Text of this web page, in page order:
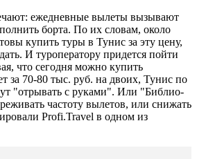
ежедневные вылеты вызывают
борта. По их словам, около
купить туры в Тунис за эту цену,
И туроператору придется пойти
что сегодня можно купить
за 70-80 тыс. руб. на двоих, Тунис по
"отрывать с руками". Или "Библио-
частоту вылетов, или снижать
Profi.Travel в одном из